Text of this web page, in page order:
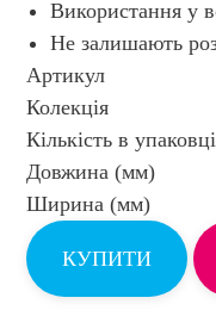
Використання у
Не залишають
Артикул
Колекція
Кількість в
Довжина (мм)
Ширина (мм)
КУПИТИ